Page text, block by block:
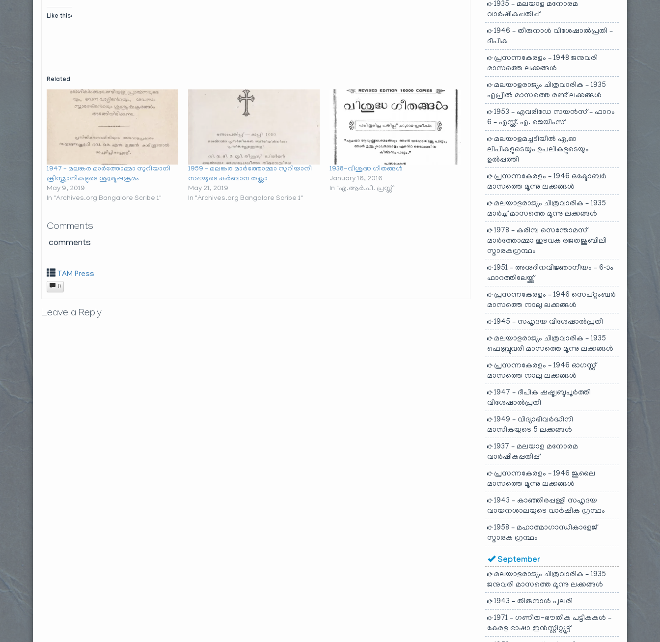
Like this:
Related
1947 – മലങ്കര മാർത്തോമ്മാ സുറിയാനി
ക്രിസ്ത്യാനികളുടെ ശുശ്രൂഷക്രമം
May 9, 2019
In "Archives.org Bangalore Scribe 1"
1959 – മലങ്കര മാർത്തോമ്മാ സുറിയാനി
സഭയുടെ കുർബാന തക്സാ
May 21, 2019
In "Archives.org Bangalore Scribe 1"
1938-വിശുദ്ധ ഗീതങ്ങൾ
January 16, 2016
In "എ.ആർ.പി. പ്രസ്സ്"
Comments
comments
TAM Press
0
Leave a Reply
1935 – മലയാള മനോരമ
വാർഷികപ്പതിപ്പ്
1946 – തിരുനാൾ വിശേഷാൽപ്രതി –
ദീപിക
പ്രസന്നകേരളം – 1948 ജനുവരി
മാസത്തെ ലക്കങ്ങൾ
മലയാളരാജ്യം ചിത്രവാരിക – 1935
ഏപ്രിൽ മാസത്തെ രണ്ട് ലക്കങ്ങൾ
1953 – എവരിഡേ സയൻസ് – ഫാറം
6 – എസ്സ്. എ. ജെയിംസ്
മലയാളമച്ചടിയിൽ ഏ,ഓ
ലിപികളുടെയും ഉപലികളുടെയും
ഉൽപ്പത്തി
പ്രസന്നകേരളം – 1946 ഒക്ടോബർ
മാസത്തെ മൂന്നു ലക്കങ്ങൾ
മലയാളരാജ്യം ചിത്രവാരിക – 1935
മാർച്ച് മാസത്തെ മൂന്നു ലക്കങ്ങൾ
1978 – കരിമ്പ സെന്തോമസ്
മാർത്തോമ്മാ ഇടവക രജതജൂബിലി
സ്മാരകഗ്രന്ഥം
1951 – അനുദിനവിജ്ഞാനീയം – 6-ാം
ഫാറത്തിലേയ്ക്കു്
പ്രസന്നകേരളം – 1946 സെപ്റ്റംബർ
മാസത്തെ നാലു ലക്കങ്ങൾ
1945 – സഹൃദയ വിശേഷാൽപ്രതി
മലയാളരാജ്യം ചിത്രവാരിക – 1935
ഫെബ്രുവരി മാസത്തെ മൂന്നു ലക്കങ്ങൾ
പ്രസന്നകേരളം – 1946 ഓഗസ്റ്റ്
മാസത്തെ നാലു ലക്കങ്ങൾ
1947 – ദീപിക ഷഷ്ട്വബ്ദപൂർത്തി
വിശേഷാൽപ്രതി
1949 – വിദ്യാഭിവർദ്ധിനി
മാസികയുടെ 5 ലക്കങ്ങൾ
1937 – മലയാള മനോരമ
വാർഷികപ്പതിപ്പ്
പ്രസന്നകേരളം – 1946 ജൂലൈ
മാസത്തെ മൂന്നു ലക്കങ്ങൾ
1943 – കാഞ്ഞിരപ്പള്ളി സഹൃദയ
വായനശാലയുടെ വാർഷിക ഗ്രന്ഥം
1958 – മഹാത്മാഗാന്ധികാളേജ്
സ്മാരക ഗ്രന്ഥം
September
മലയാളരാജ്യം ചിത്രവാരിക – 1935
ജനുവരി മാസത്തെ മൂന്നു ലക്കങ്ങൾ
1943 – തിരുനാൾ പുലരി
1971 – ഗണിത-ഭൗതിക പട്ടികകൾ –
കേരള ഭാഷാ ഇൻസ്റ്റിറ്റ്യൂട്ട്